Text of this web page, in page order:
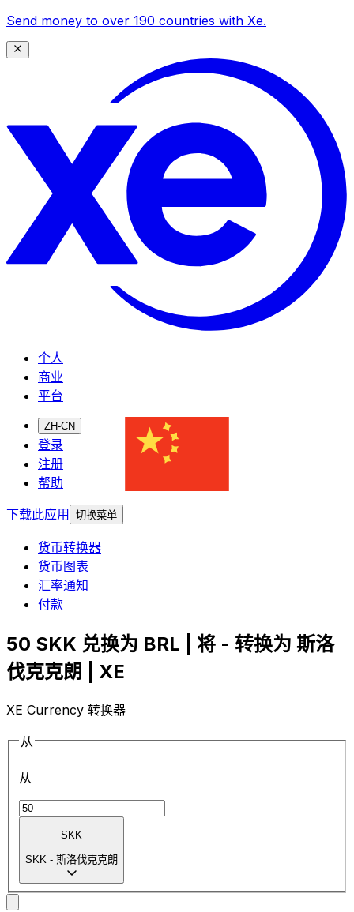
Send money to over 190 countries with Xe.
个人
商业
平台
ZH-CN
登录
注册
帮助
下载此应用
切换菜单
货币转换器
货币图表
汇率通知
付款
50 SKK 兑换为 BRL | 将 - 转换为 斯洛
伐克克朗 | XE
XE Currency 转换器
从
从
SKK
SKK - 斯洛伐克克朗